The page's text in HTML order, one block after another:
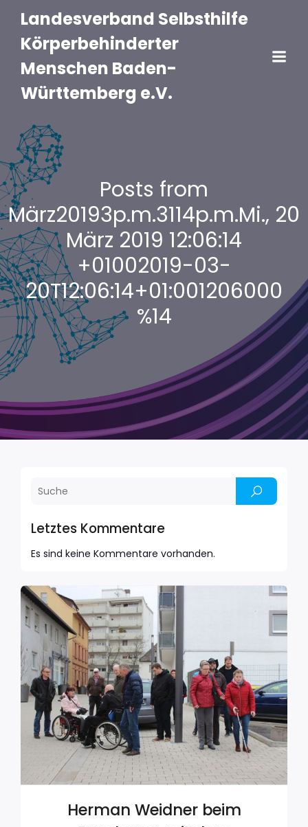
Landesverband Selbsthilfe
Körperbehinderter
Menschen Baden-
Württemberg e.V.
Posts from
März20193p.m.3114p.m.Mi., 20
März 2019 12:06:14
+01002019-03-
20T12:06:14+01:001206000
%14
Letztes Kommentare
Es sind keine Kommentare vorhanden.
Herman Weidner beim